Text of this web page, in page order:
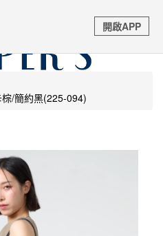
任何名義要求核對購物資訊 及 信用
立即掛斷並撥打165反詐騙專線
/簡約黑(225-094)
開啟APP